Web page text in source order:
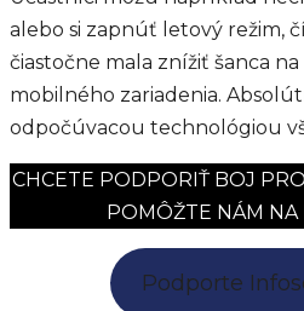
alebo si zapnúť letový režim,
čiastočne mala znížiť šanca
mobilného zariadenia.
odpočúvacou technológiou
CHCETE PODPORIŤ BOJ
POMÔŽTE NÁM NA
Podporte